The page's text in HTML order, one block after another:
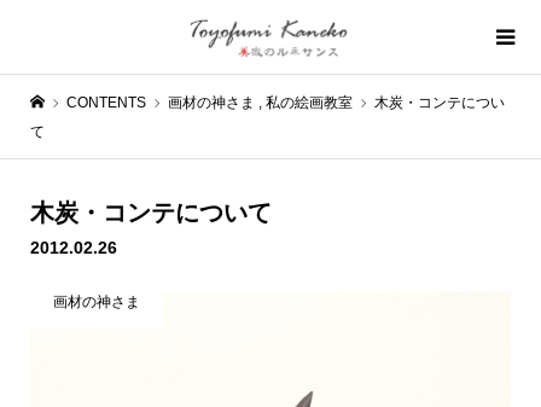
CONTENTS 画材の神さま , 私の絵画教室
木炭・コンテについ
て
木炭・コンテについて
2012.02.26
画材の神さま